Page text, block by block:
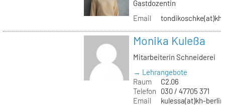
Gastdozentin
Email
Monika Kuleßa
Mitarbeiterin Schneiderei
→ Lehrangebote
Raum
C2.06
Telefon
030 / 47705 371
Email
kulessa(at)kh-